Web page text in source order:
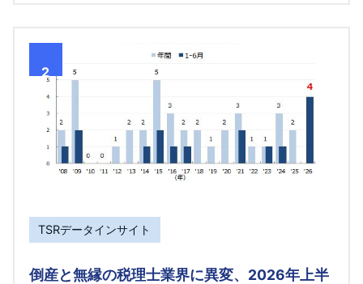
2
TSRデータインサイト
倒産と無縁の税理士業界に異変、2026年上半